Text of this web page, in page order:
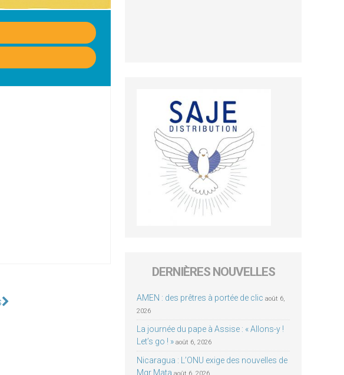
DERNIÈRES NOUVELLES
AMEN : des prêtres à portée de clic août 6,
2026
La journée du pape à Assise : « Allons-y !
Let’s go ! » août 6, 2026
Nicaragua : L’ONU exige des nouvelles de
Mgr Mata